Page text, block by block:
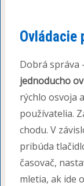
Ovládacie
Dobrá správa
jednoducho
rýchlo osvoja
používatelia.
chodu. V
pribúda
časovač,
mletia, ak ide